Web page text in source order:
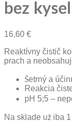
bez
16,60 €
Reaktívny čistič
prach a
Šetrný a
Reakcia
pH 5;5 –
Na sklade už iba 1